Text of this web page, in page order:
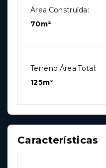
Área Construída:
70m²
Terreno Área Total:
125m²
Características